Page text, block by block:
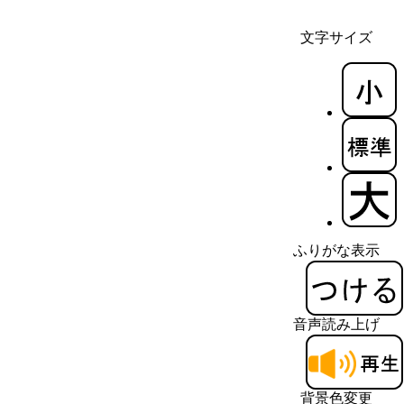
文字サイズ
ふりがな表示
音声読み上げ
背景色変更